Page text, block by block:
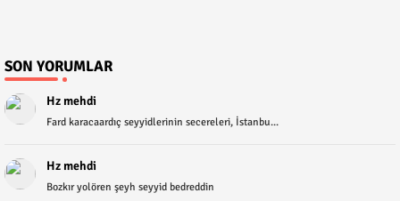
SON YORUMLAR
Hz mehdi
Fard karacaardıç seyyidlerinin secereleri, İstanbu...
Hz mehdi
Bozkır yolören şeyh seyyid bedreddin